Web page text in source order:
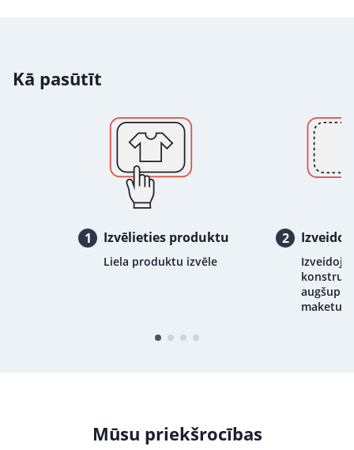
Kā pasūtīt
1 Izvēlieties produktu
Liela produktu izvēle
2
maketu
Mūsu priekšrocības